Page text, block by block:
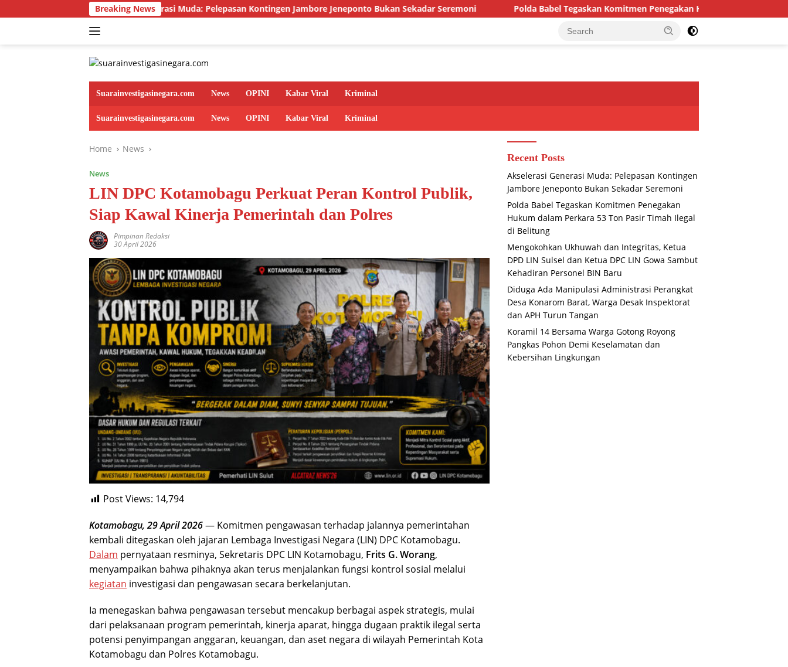
to
Breaking News
Generasi Muda: Pelepasan Kontingen Jambore Jeneponto Bukan Sekadar Seremoni Polda Babel Tegaskan Komitmen Penegakan Hukum dalam Perkara 53 Ton Pasir Timah Ilegal di
Suarainvestigasinegara.com News OPINI Kabar Viral Kriminal
Suarainvestigasinegara.com News OPINI Kabar Viral Kriminal
Home News
News
LIN DPC Kotamobagu Perkuat Peran Kontrol Publik,
Siap Kawal Kinerja Pemerintah dan Polres
Pimpinan Redaksi
30 April 2026
Post Views: 14,794
Kotamobagu, 29 April 2026— Komitmen pengawasan terhadap jalannya pemerintahan
kembali ditegaskan oleh jajaran Lembaga Investigasi Negara (LIN) DPC Kotamobagu.
Dalam pernyataan resminya, Sekretaris DPC LIN Kotamobagu, Frits G. Worang,
menyampaikan bahwa pihaknya akan terus menjalankan fungsi kontrol sosial melalui
kegiatan investigasi dan pengawasan secara berkelanjutan.
Ia menegaskan bahwa pengawasan tersebut mencakup berbagai aspek strategis, mulai
dari pelaksanaan program pemerintah, kinerja aparat, hingga dugaan praktik ilegal serta
potensi penyimpangan anggaran, keuangan, dan aset negara di wilayah Pemerintah Kota
Kotamobagu dan Polres Kotamobagu.
Recent Posts
Akselerasi Generasi Muda: Pelepasan Kontingen
Jambore Jeneponto Bukan Sekadar Seremoni
Polda Babel Tegaskan Komitmen Penegakan
Hukum dalam Perkara 53 Ton Pasir Timah Ilegal
di Belitung
Mengokohkan Ukhuwah dan Integritas, Ketua
DPD LIN Sulsel dan Ketua DPC LIN Gowa Sambut
Kehadiran Personel BIN Baru
Diduga Ada Manipulasi Administrasi Perangkat
Desa Konarom Barat, Warga Desak Inspektorat
dan APH Turun Tangan
Koramil 14 Bersama Warga Gotong Royong
Pangkas Pohon Demi Keselamatan dan
Kebersihan Lingkungan